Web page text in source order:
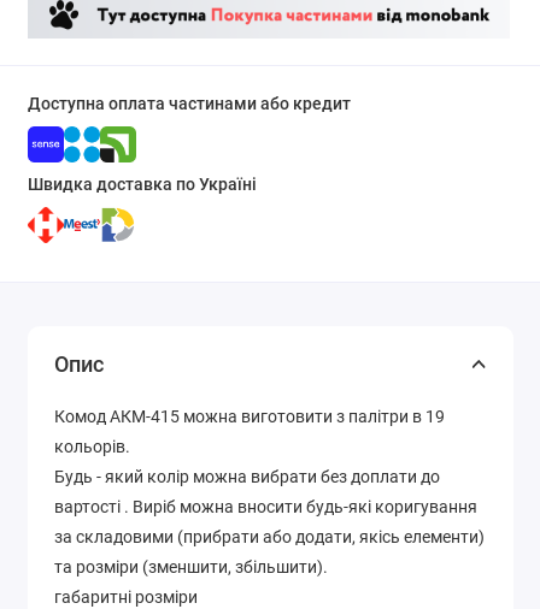
Доступна оплата частинами або кредит
Швидка доставка по Україні
Опис
Комод АКМ-415 можна виготовити з палітри в 19
кольорів.
Будь - який колір можна вибрати без доплати до
вартості . Виріб можна вносити будь-які коригування
за складовими (прибрати або додати, якісь елементи)
та розміри (зменшити, збільшити).
габаритні розміри